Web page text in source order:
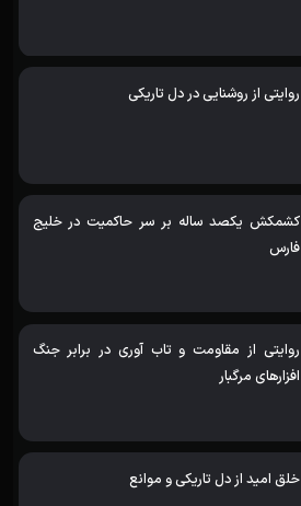
روایتی از روشنایی در دل تاریکی
کشمکش یکصد ساله بر سر حاکمیت در خلیج
فارس
روایتی از مقاومت و تاب آوری در برابر جنگ
افزارهای مرگبار
خلق امید از دل تاریکی و موانع